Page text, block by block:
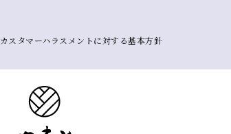
カスタマーハラスメントに対する基本方針